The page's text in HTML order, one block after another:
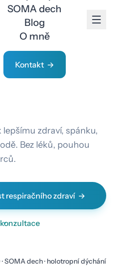
SOMA dech
Blog
O mně
Kontakt
zdraví, spánku,
Bez léků, pouhou
respiračního zdraví
SOMA dech · holotropní dýchání